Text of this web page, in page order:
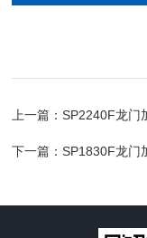
上一篇：SP2240F龙门
下一篇：SP1830F龙门